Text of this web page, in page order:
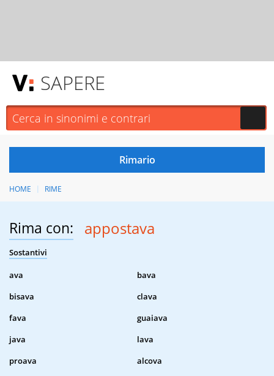
SAPERE
HOME RIME
Rima con: appostava
Sostantivi
ava
bava
bisava
clava
fava
guaiava
java
lava
proava
alcova